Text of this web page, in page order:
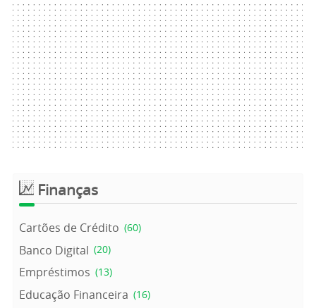
Finanças
Cartões de Crédito (60)
Banco Digital (20)
Empréstimos (13)
Educação Financeira (16)